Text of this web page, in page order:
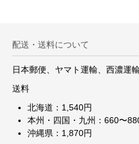
配送・送料について
日本郵便、ヤマト運輸、西濃運
送料
北海道：1,540円
本州・四国・九州：660〜
沖縄県：1,870円